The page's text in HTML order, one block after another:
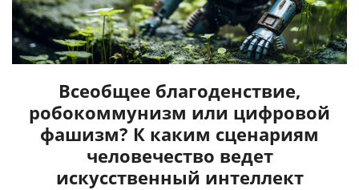
Всеобщее благоденствие,
робокоммунизм или цифровой
фашизм? К каким сценариям
человечество ведет
искусственный интеллект